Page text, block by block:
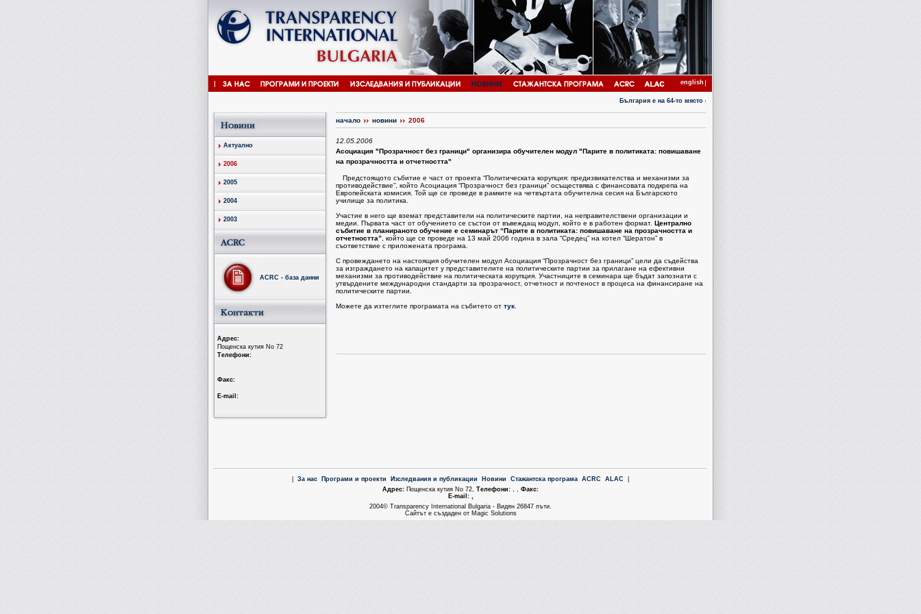
english
България е на 64-то място с коефициент 4.1 в Индекса за възприятие на корупцията за 2007
Актуално
2006
2005
2004
2003
ACRC - база данни
Aдрес:
Пощенска кутия No 72
Tелефони:
Факс:
Е-mail:
начало новини 2006
12.05.2006
Асоциация "Прозрачност без граници" организира обучителен модул "Парите в политиката: повишаване
на прозрачността и отчетността"
Предстоящото събитие е част от проекта “Политическата корупция: предизвикателства и механизми за
противодействие”, който Асоциация “Прозрачност без граници” осъществява с финансовата подкрепа на
Европейската комисия. Той ще се проведе в рамките на четвъртата обучителна сесия на Българското
училище за политика.
Участие в него ще вземат представители на политическите партии, на неправителствени организации и
медии. Първата част от обучението се състои от въвеждащ модул, който е в работен формат. Централно
събитие в планираното обучение е семинарът “Парите в политиката: повишаване на прозрачността и
отчетността”, който ще се проведе на 13 май 2006 година в зала “Средец” на хотел “Шератон” в
съответствие с приложената програма.
С провеждането на настоящия обучителен модул Асоциация “Прозрачност без граници” цели да съдейства
за изграждането на капацитет у представителите на политическите партии за прилагане на ефективни
механизми за противодействие на политическата корупция. Участниците в семинара ще бъдат запознати с
утвърдените международни стандарти за прозрачност, отчетност и почтеност в процеса на финансиране на
политическите партии.
Можете да изтеглите програмата на събитето от тук.
За нас Програми и проекти Изследвания и публикации Новини Стажантска програма ACRC ALAC
Aдрес: Пощенска кутия No 72, Tелефони: , , Факс:
Е-mail: ,
2004© Transparency International Bulgaria - Видян 26847 пъти.
Сайтът е създаден от Magic Solutions